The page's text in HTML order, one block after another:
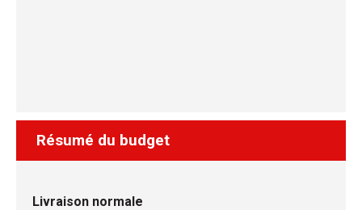
Résumé du budget
Livraison normale